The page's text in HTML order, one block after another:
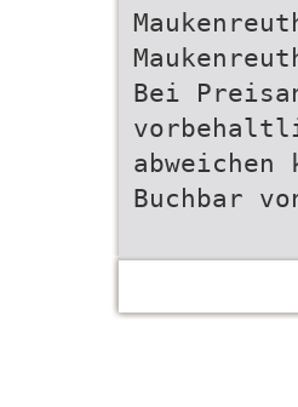
Bei
abweichen
Buchbar